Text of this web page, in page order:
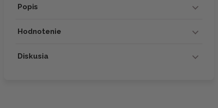
Popis
Hodnotenie
Diskusia